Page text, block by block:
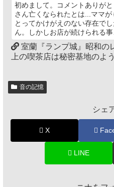
初めまして。コメントありが
さん亡くなられたとは...ママ
とってかけがえのない存在で
ん。しかしお店が続けられる事
室蘭『ランプ城』昭和の
上の喫茶店は秘密基地のよ
音の記憶
シェ
X
LINE